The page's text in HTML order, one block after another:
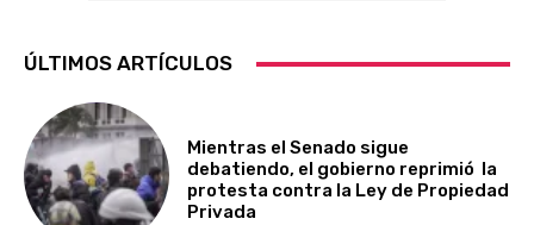
ÚLTIMOS ARTÍCULOS
Mientras el Senado sigue
debatiendo, el gobierno reprimió la
protesta contra la Ley de Propiedad
Privada